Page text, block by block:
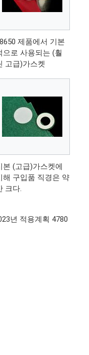
제품에서 기본
으로 사용되는 (훨
고급)가스켓
본 (고급)가스켓에
해 구입품 직경은 약
크다.
년 적용계획 4780